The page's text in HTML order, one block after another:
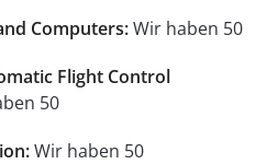
Computers:Wir haben 50
Flight Control
50
Wir haben 50